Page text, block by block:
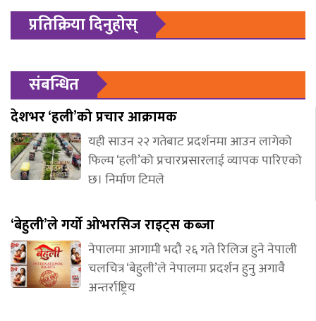
प्रतिक्रिया दिनुहोस्
संबन्धित
देशभर ‘हली’को प्रचार आक्रामक
यही साउन २२ गतेबाट प्रदर्शनमा आउन लागेको
फिल्म ‘हली’को प्रचारप्रसारलाई व्यापक पारिएको
छ। निर्माण टिमले
‘बेहुली’ले गर्यो ओभरसिज राइट्स कब्जा
नेपालमा आगामी भदौ २६ गते रिलिज हुने नेपाली
चलचित्र ‘बेहुली’ले नेपालमा प्रदर्शन हुनु अगावै
अन्तर्राष्ट्रिय